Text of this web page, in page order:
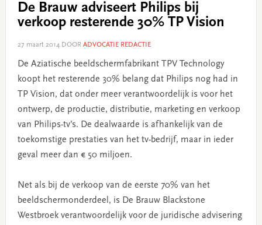
De Brauw adviseert Philips bij
verkoop resterende 30% TP Vision
27 maart 2014DOOR ADVOCATIE REDACTIE
De Aziatische beeldschermfabrikant TPV Technology
koopt het resterende 30% belang dat Philips nog had in
TP Vision, dat onder meer verantwoordelijk is voor het
ontwerp, de productie, distributie, marketing en verkoop
van Philips-tv’s. De dealwaarde is afhankelijk van de
toekomstige prestaties van het tv-bedrijf, maar in ieder
geval meer dan € 50 miljoen.
Net als bij de verkoop van de eerste 70% van het
beeldschermonderdeel, is De Brauw Blackstone
Westbroek verantwoordelijk voor de juridische advisering